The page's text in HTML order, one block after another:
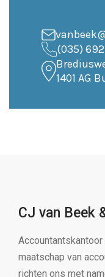
(035)
1401 AG
CJ van Beek
Accountantskantoor
maatschap van
richten ons met